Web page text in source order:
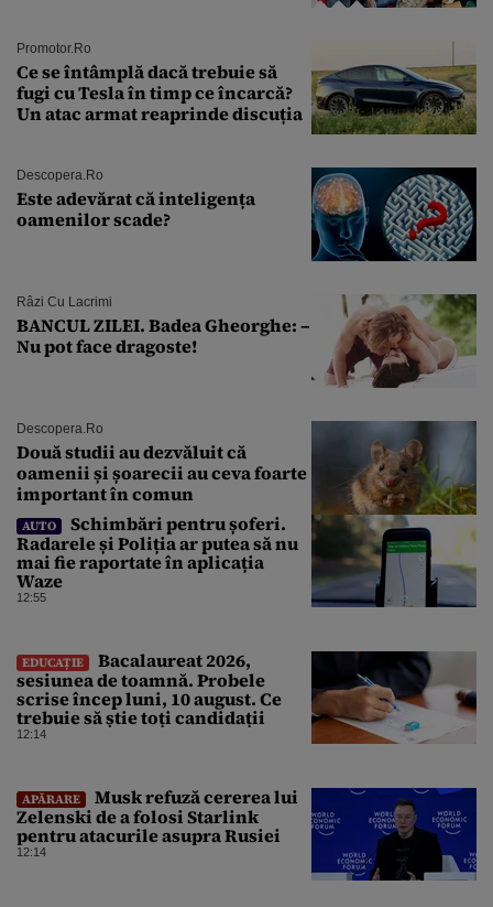
Promotor.ro
Ce se întâmplă dacă trebuie să
fugi cu Tesla în timp ce încarcă?
Un atac armat reaprinde discuția
Descopera.ro
Este adevărat că inteligența
oamenilor scade?
Râzi Cu Lacrimi
BANCUL ZILEI. Badea Gheorghe: –
Nu pot face dragoste!
Descopera.ro
Două studii au dezvăluit că
oamenii și șoarecii au ceva foarte
important în comun
AUTO
Schimbări pentru șoferi.
Radarele și Poliția ar putea să nu
mai fie raportate în aplicația
Waze
12:55
EDUCAȚIE
Bacalaureat 2026,
sesiunea de toamnă. Probele
scrise încep luni, 10 august. Ce
trebuie să știe toți candidații
12:14
APĂRARE
Musk refuză cererea lui
Zelenski de a folosi Starlink
pentru atacurile asupra Rusiei
12:14